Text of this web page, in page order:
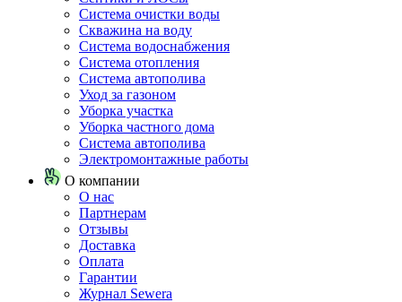
Система очистки воды
Скважина на воду
Система водоснабжения
Система отопления
Система автополива
Уход за газоном
Уборка участка
Уборка частного дома
Система автополива
Электромонтажные работы
О компании
О нас
Партнерам
Отзывы
Доставка
Оплата
Гарантии
Журнал Sewera